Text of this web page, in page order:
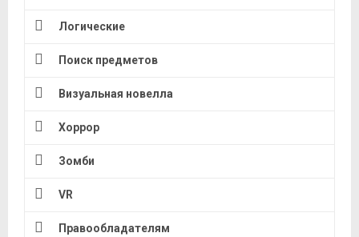
Логические
Поиск предметов
Визуальная новелла
Хоррор
Зомби
VR
Правообладателям